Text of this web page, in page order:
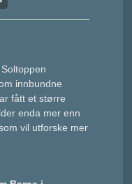
innbundne
fått et større
enda mer enn
vil utforske mer